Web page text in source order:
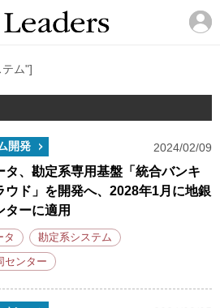
テム"]
開発 2024/02/09
タ、勘定系専用基盤「統合バンキ
ウド」を開発へ、2028年1月に地銀
ターに適用
タ 勘定系システム
センター